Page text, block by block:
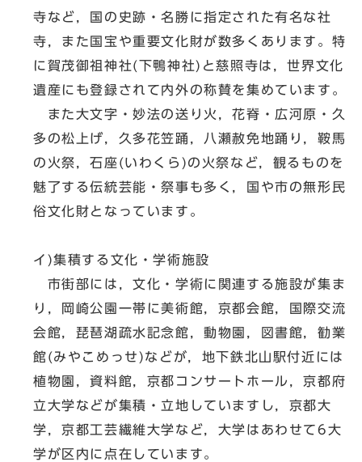
寺など，国の史跡・名勝に指定された有名な社
寺，また国宝や重要文化財が数多くあります。特
に賀茂御祖神社(下鴨神社)と慈照寺は，世界文化
遺産にも登録されて内外の称賛を集めています。
また大文字・妙法の送り火，花脊・広河原・久
多の松上げ，久多花笠踊，八瀬赦免地踊り，鞍馬
の火祭，石座(いわくら)の火祭など，観るものを
魅了する伝統芸能・祭事も多く，国や市の無形民
俗文化財となっています。
イ)集積する文化・学術施設
市街部には，文化・学術に関連する施設が集ま
り，岡崎公園一帯に美術館，京都会館，国際交流
会館，琵琶湖疏水記念館，動物園，図書館，勧業
館(みやこめっせ)などが，地下鉄北山駅付近には
植物園，資料館，京都コンサートホール，京都府
立大学などが集積・立地していますし，京都大
学，京都工芸繊維大学など，大学はあわせて6大
学が区内に点在しています。